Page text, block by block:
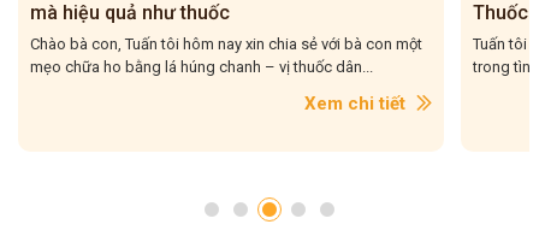
mà hiệu quả như thuốc
Chào bà con, Tuấn tôi hôm nay xin chia sẻ với bà con một
mẹo chữa ho bằng lá húng chanh – vị thuốc dân...
Xem chi tiết
Thuốc
Tuấn
Tuấn tôi
trong